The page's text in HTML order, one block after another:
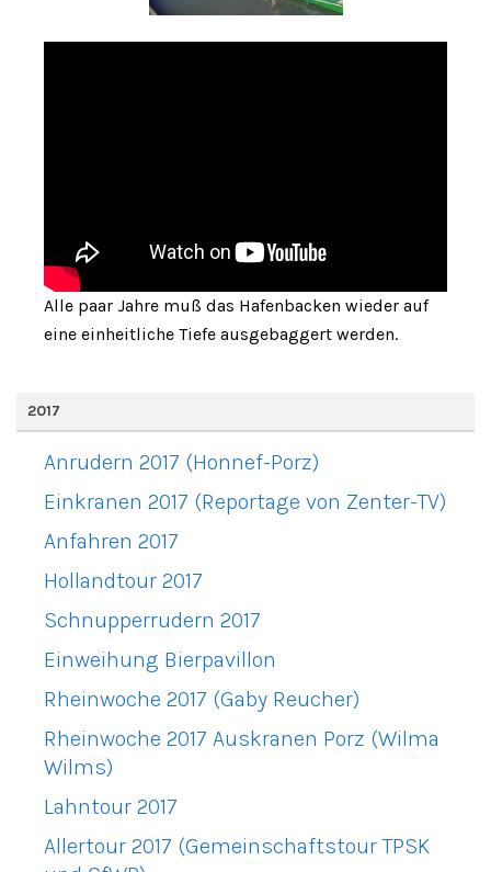
Alle paar Jahre muß das Hafenbacken wieder auf
eine einheitliche Tiefe ausgebaggert werden.
2017
Anrudern 2017 (Honnef-Porz)
Einkranen 2017 (Reportage von Zenter-TV)
Anfahren 2017
Hollandtour 2017
Schnupperrudern 2017
Einweihung Bierpavillon
Rheinwoche 2017 (Gaby Reucher)
Rheinwoche 2017 Auskranen Porz (Wilma
Wilms)
Lahntour 2017
Allertour 2017 (Gemeinschaftstour TPSK